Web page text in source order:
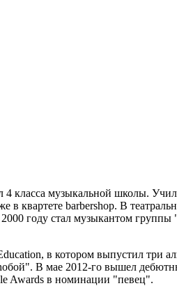
4 класса музыкальной школы.
в квартете barbershop. В
году стал музыкантом
, в котором выпустил три
". В мае 2012-го вышел
Awards в номинации "певец".